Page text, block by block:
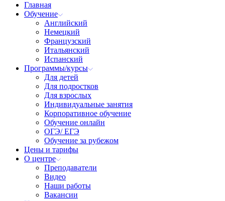
Главная
Обучение
Английский
Немецкий
Французский
Итальянский
Испанский
Программы/курсы
Для детей
Для подростков
Для взрослых
Индивидуальные занятия
Корпоративное обучение
Обучение онлайн
ОГЭ/ ЕГЭ
Обучение за рубежом
Цены и тарифы
О центре
Преподаватели
Видео
Наши работы
Вакансии